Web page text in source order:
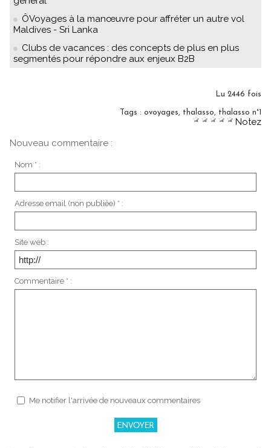
ÔVoyages à la manœuvre pour affréter un autre vol
Maldives - Sri Lanka
Clubs de vacances : des concepts de plus en plus
segmentés pour répondre aux enjeux B2B
Lu 2446 fois
Tags : ovoyages, thalasso, thalasso n°1
Notez
Nouveau commentaire :
Nom * :
Adresse email (non publiée) * :
Site web :
Commentaire * :
Me notifier l'arrivée de nouveaux commentaires